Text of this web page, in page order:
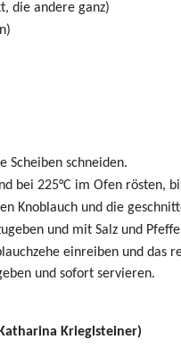
die andere ganz)
Scheiben schneiden.
bei 225°C im Ofen rösten,
Knoblauch und die
und mit Salz und
einreiben und das
und sofort servieren.
Krieglsteiner)